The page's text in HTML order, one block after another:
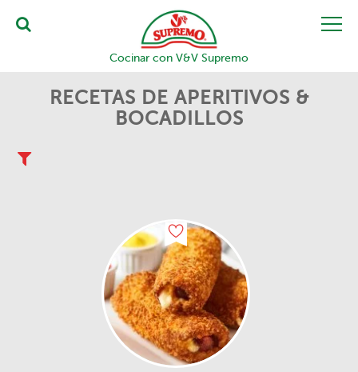
Cocinar con V&V Supremo
RECETAS DE APERITIVOS &
BOCADILLOS